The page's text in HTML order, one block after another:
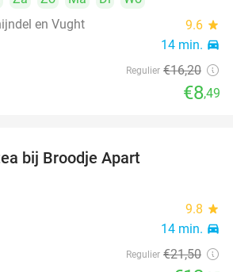
en Vught
9.6 star
14 min. directions_car
Regulier €16,20
€8,49
bij Broodje Apart
9.8 star
14 min. directions_car
Regulier €21,50